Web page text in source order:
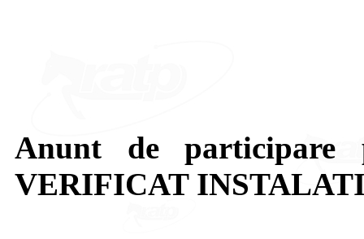
Anunt de participare
VERIFICAT